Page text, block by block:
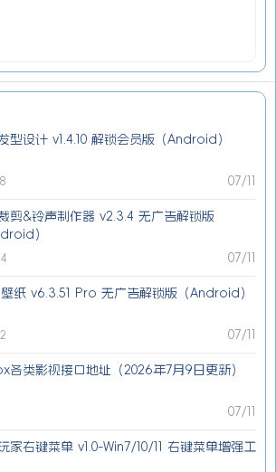
型设计 v1.4.10 解锁会员版（Android）
07/11
剪&铃声制作器 v2.3.4 无广告解锁版
）
07/11
壁纸 v6.3.51 Pro 无广告解锁版（Android）
07/11
各类影视接口地址（2026年7月9日更新）
07/11
家右键菜单 v1.0-Win7/10/11 右键菜单增强工